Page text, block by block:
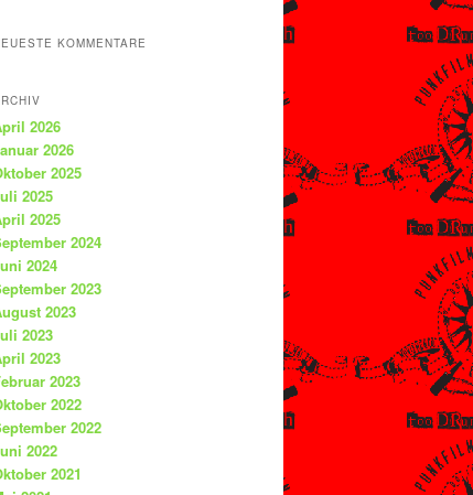
KOMMENTARE
2026
2026
2025
2025
2025
2024
2024
2023
2023
2023
2023
2023
2022
2022
2022
2021